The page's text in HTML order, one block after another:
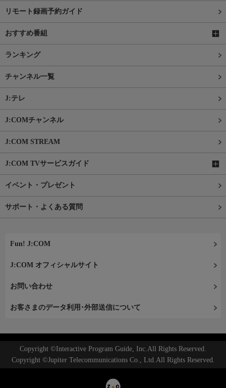
リモート録画予約ガイド
おすすめ番組
ランキング
チャンネル一覧
J:テレ
J:COMチャンネル
J:COM STREAM
J:COM TVサービスガイド
イベント・プレゼント
サポート・よくある質問
Fun! J:COM
J:COM オフィシャルサイト
お問い合わせ
お客さまのデータ利用･外部送信について
Copyright ©Interactive Program Guide, Inc.All Rights Reserved.
Copyright ©Jupiter Telecommunications Co., Ltd.All Rights Reserved.